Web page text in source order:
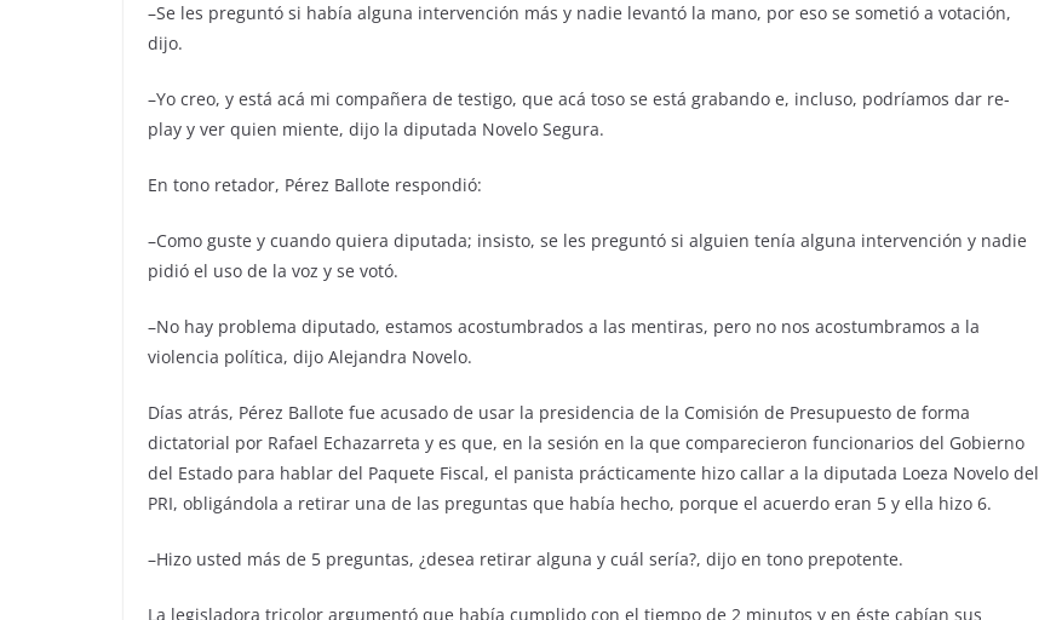
–Se les preguntó si había alguna intervención más y nadie levantó la mano, por eso se sometió a votación,
dijo.
–Yo creo, y está acá mi compañera de testigo, que acá toso se está grabando e, incluso, podríamos dar re-
play y ver quien miente, dijo la diputada Novelo Segura.
En tono retador, Pérez Ballote respondió:
–Como guste y cuando quiera diputada; insisto, se les preguntó si alguien tenía alguna intervención y nadie
pidió el uso de la voz y se votó.
–No hay problema diputado, estamos acostumbrados a las mentiras, pero no nos acostumbramos a la
violencia política, dijo Alejandra Novelo.
Días atrás, Pérez Ballote fue acusado de usar la presidencia de la Comisión de Presupuesto de forma
dictatorial por Rafael Echazarreta y es que, en la sesión en la que comparecieron funcionarios del Gobierno
del Estado para hablar del Paquete Fiscal, el panista prácticamente hizo callar a la diputada Loeza Novelo del
PRI, obligándola a retirar una de las preguntas que había hecho, porque el acuerdo eran 5 y ella hizo 6.
–Hizo usted más de 5 preguntas, ¿desea retirar alguna y cuál sería?, dijo en tono prepotente.
La legisladora tricolor argumentó que había cumplido con el tiempo de 2 minutos y en éste cabían sus